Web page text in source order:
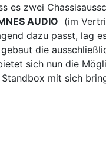
es zwei
AUDIO (im
dazu passt, lag
die
sich nun die
mit sich